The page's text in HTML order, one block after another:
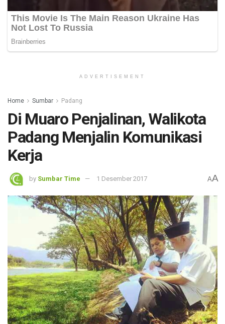
ADVERTISEMENT
Home Sumbar Padang
Di Muaro Penjalinan, Walikota
Padang Menjalin Komunikasi
Kerja
by Sumbar Time 1 Desember 2017 AA